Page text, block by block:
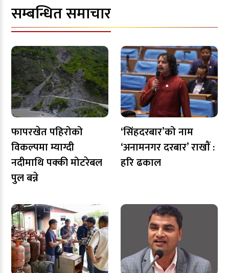
सम्बन्धित समाचार
फापरखेत पहिरोको
विकल्पमा म्याग्दी
नदीमाथि पक्की मोटरेबल
पुल बन्ने
‘सिंहदरबार’को नाम
‘अनामनगर दरबार’ राखाैं :
हरि ढकाल